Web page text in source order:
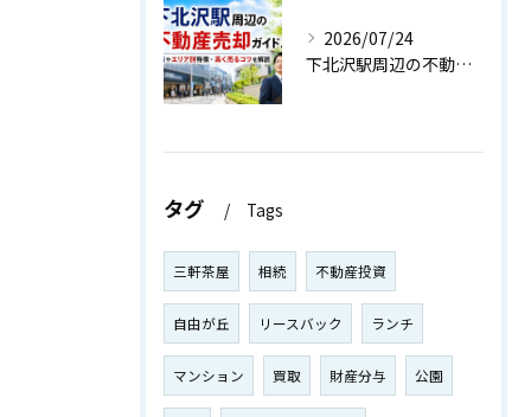
2026/07/24
下北沢駅周辺の不動産売却ガイド！相場やエリア別特徴・高く売るコツを解説
タグ Tags
三軒茶屋 相続 不動産投資
自由が丘 リースバック ランチ
マンション 買取 財産分与 公園